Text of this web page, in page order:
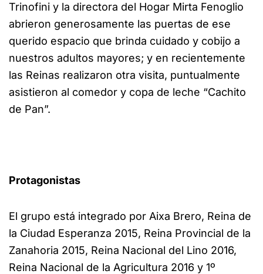
Trinofini y la directora del Hogar Mirta Fenoglio
abrieron generosamente las puertas de ese
querido espacio que brinda cuidado y cobijo a
nuestros adultos mayores; y en recientemente
las Reinas realizaron otra visita, puntualmente
asistieron al comedor y copa de leche “Cachito
de Pan”.
Protagonistas
El grupo está integrado por Aixa Brero, Reina de
la Ciudad Esperanza 2015, Reina Provincial de la
Zanahoria 2015, Reina Nacional del Lino 2016,
Reina Nacional de la Agricultura 2016 y 1º